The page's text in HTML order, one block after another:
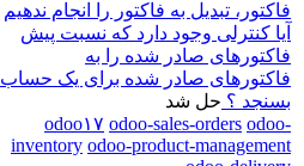
فاکتور، تبدیل به فاکتور را انجام ندهیم
آیا کنترلی وجود دارد که نسبت پیش
فاکتورهای صادر شده را به
فاکتورهای صادر شده برای یک حساب
بسنجد ؟ حل شد
odoo۱۷ odoo-sales-orders odoo-
inventory odoo-product-management